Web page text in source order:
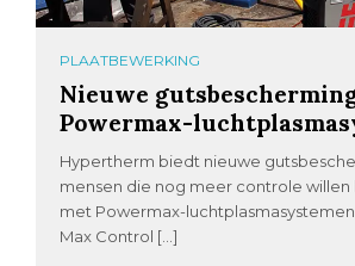
PLAATBEWERKING
Nieuwe
Powermax-
Hypertherm biedt nieuwe
mensen die nog meer controle willen
met Powermax-
Max Control […]